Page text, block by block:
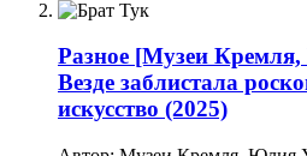
Разное [Музеи
Везде заблистала
искусство (2025)